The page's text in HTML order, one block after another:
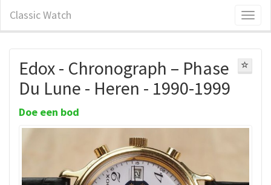
Classic Watch
Edox - Chronograph – Phase
Du Lune - Heren - 1990-1999
Doe een bod